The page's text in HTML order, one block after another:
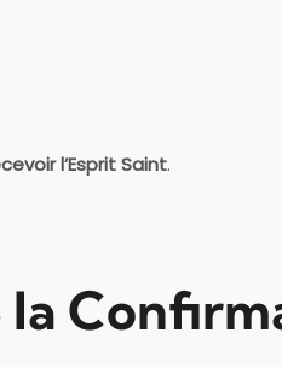
l’Esprit Saint.